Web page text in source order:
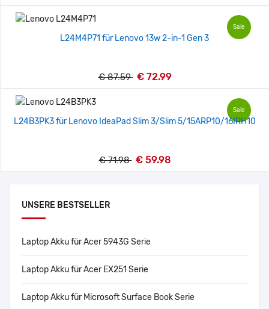
UNSERE BESTSELLER
Laptop Akku für Acer 5943G Serie
Laptop Akku für Acer EX251 Serie
Laptop Akku für Microsoft Surface Book Serie
Sale
L24M4P71 für Lenovo 13w 2-in-1 Gen 3
€ 87.59 € 72.99
Sale
L24B3PK3 für Lenovo IdeaPad Slim 3/Slim 5/15ARP10/16IRH10
€ 71.98 € 59.98